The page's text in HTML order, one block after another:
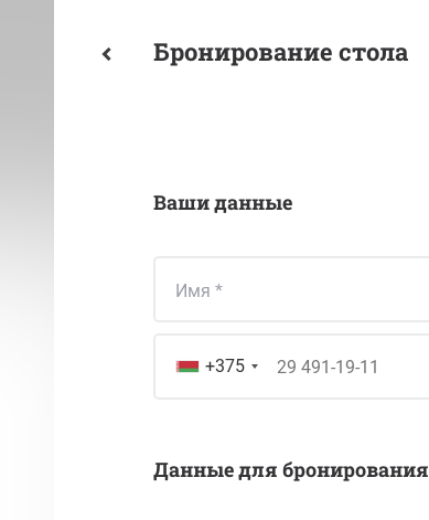
Бронирование стола
Ваши данные
Имя
+375
Данные для бронирования